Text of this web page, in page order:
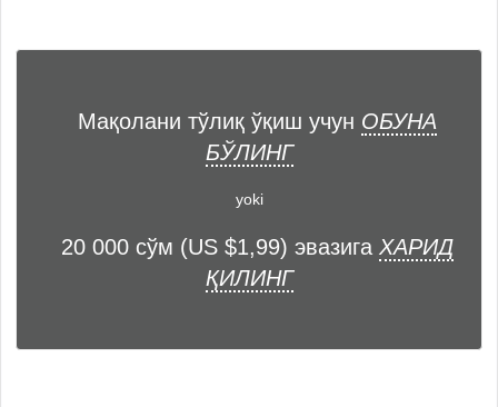
Мақолани тўлиқ ўқиш учун ОБУНА
БЎЛИНГ
yoki
20 000 сўм (US $1,99) эвазига ХАРИД
ҚИЛИНГ